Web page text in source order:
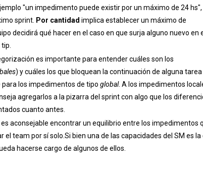
"un impedimento puede existir por un máximo de 24 hs",
sprint. Por cantidad implica establecer un máximo de
decidirá qué hacer en el caso en que surja alguno nuevo en
es importante para entender cuáles son los
) y cuáles los que bloquean la continuación de alguna tarea
para los impedimentos de tipo global. A los impedimentos
agregarlos a la pizarra del sprint con algo que los
cuanto antes.
aconsejable encontrar un equilibrio entre los impedimentos
team por sí solo.Si bien una de las capacidades del SM es la
hacerse cargo de algunos de ellos.